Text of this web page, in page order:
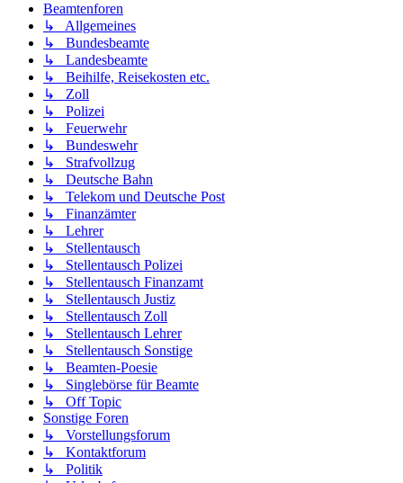
Beamtenforen
↳ Allgemeines
↳ Bundesbeamte
↳ Landesbeamte
↳ Beihilfe, Reisekosten etc.
↳ Zoll
↳ Polizei
↳ Feuerwehr
↳ Bundeswehr
↳ Strafvollzug
↳ Deutsche Bahn
↳ Telekom und Deutsche Post
↳ Finanzämter
↳ Lehrer
↳ Stellentausch
↳ Stellentausch Polizei
↳ Stellentausch Finanzamt
↳ Stellentausch Justiz
↳ Stellentausch Zoll
↳ Stellentausch Lehrer
↳ Stellentausch Sonstige
↳ Beamten-Poesie
↳ Singlebörse für Beamte
↳ Off Topic
Sonstige Foren
↳ Vorstellungsforum
↳ Kontaktforum
↳ Politik